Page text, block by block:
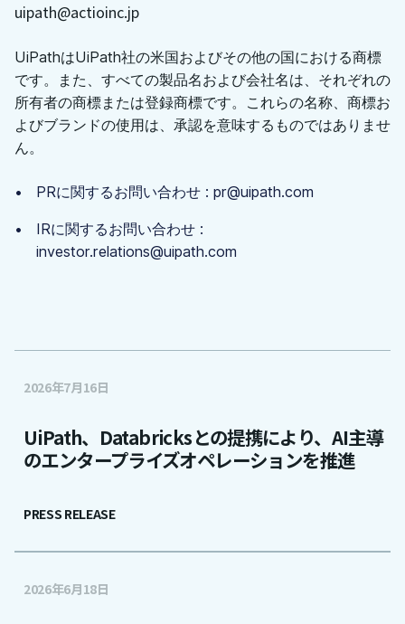
uipath@actioinc.jp
UiPathはUiPath社の米国およびその他の国における商標
です。また、すべての製品名および会社名は、それぞれの
所有者の商標または登録商標です。これらの名称、商標お
よびブランドの使用は、承認を意味するものではありませ
ん。
PRに関するお問い合わせ : pr@uipath.com
IRに関するお問い合わせ :
investor.relations@uipath.com
2026年7月16日
UiPath、Databricksとの提携により、AI主導
のエンタープライズオペレーションを推進
PRESS RELEASE
2026年6月18日